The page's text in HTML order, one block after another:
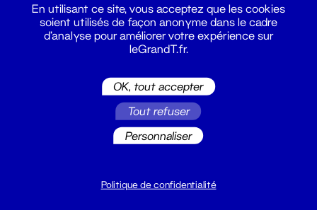
Suivez toutes les actualités du
En utilisant ce site, vous acceptez que les cookies
soient utilisés de façon anonyme dans le cadre
d'analyse pour améliorer votre expérience sur
leGrandT.fr.
OK, tout accepter
Tout refuser
Personnaliser
Politique de confidentialité